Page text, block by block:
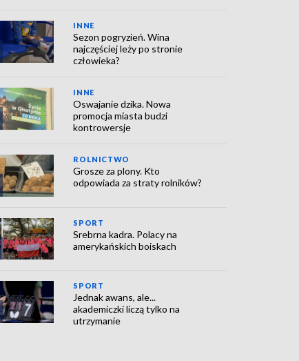
INNE
Sezon pogryzień. Wina
najczęściej leży po stronie
człowieka?
INNE
Oswajanie dzika. Nowa
promocja miasta budzi
kontrowersje
ROLNICTWO
Grosze za plony. Kto
odpowiada za straty rolników?
SPORT
Srebrna kadra. Polacy na
amerykańskich boiskach
SPORT
Jednak awans, ale...
akademiczki liczą tylko na
utrzymanie